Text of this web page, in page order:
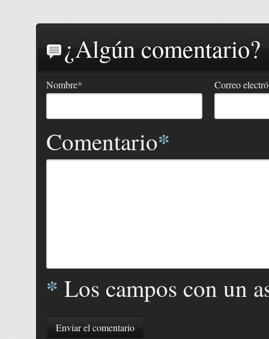
¿Algún comentario?
Nombre* Correo
Comentario*
* Los campos con un
Enviar el comentario